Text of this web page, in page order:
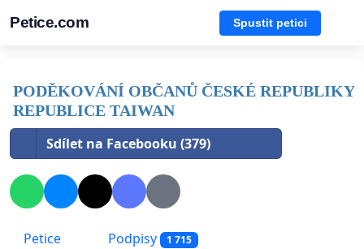
Petice.com Spustit petici
PODĚKOVÁNÍ OBČANŮ ČESKÉ REPUBLIKY
REPUBLICE TAIWAN
Sdílet na Facebooku (379)
Petice Podpisy 1 715